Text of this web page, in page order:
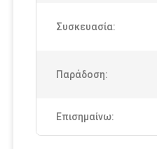
Συσκευασία:
Παράδοση:
Επισημαίνω: